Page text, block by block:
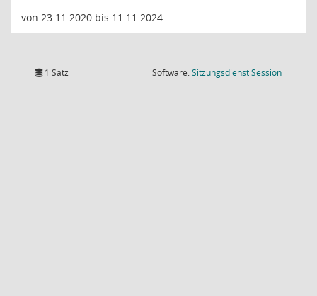
von 23.11.2020 bis 11.11.2024
1 Satz Software:SitzungsdienstSession(Wird in